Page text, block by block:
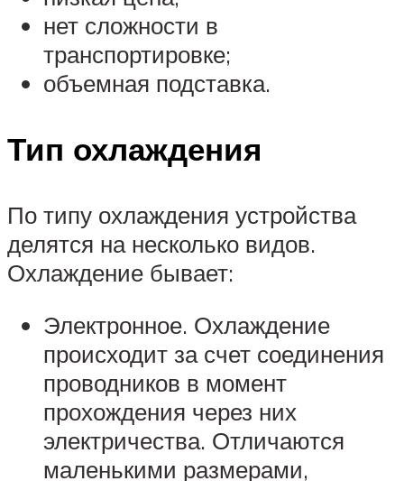
нет сложности в
транспортировке;
объемная подставка.
Тип охлаждения
По типу охлаждения устройства
делятся на несколько видов.
Охлаждение бывает:
Электронное. Охлаждение
происходит за счет соединения
проводников в момент
прохождения через них
электричества. Отличаются
маленькими размерами,